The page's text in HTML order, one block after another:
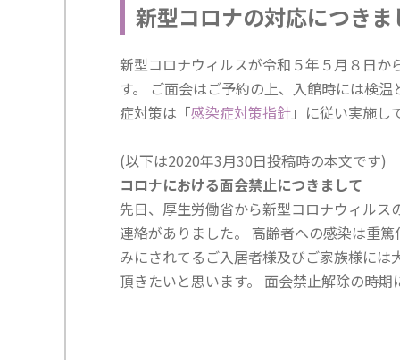
新型コロナの対応につきま
新型コロナウィルスが令和５年５月８日
す。 ご面会はご予約の上、入館時には検
症対策は「感染症対策指針」に従い実施し
(以下は2020年3月30日投稿時の本文です)
コロナにおける面会禁止につきまして
先日、厚生労働省から新型コロナウィル
連絡がありました。 高齢者への感染は重
みにされてるご入居者様及びご家族様に
頂きたいと思います。 面会禁止解除の時